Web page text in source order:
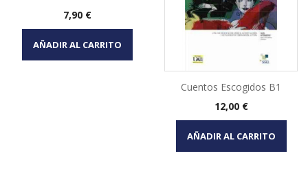
Precio
7,90 €
AÑADIR AL CARRITO
Cuentos Escogidos B1
Precio
12,00 €
AÑADIR AL CARRITO